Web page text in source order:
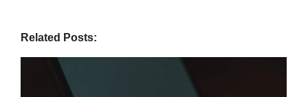
Related Posts: